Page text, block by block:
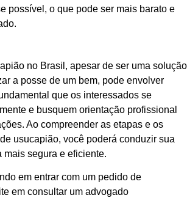
possível, o que pode ser mais barato e
no Brasil, apesar de ser uma solução
a posse de um bem, pode envolver
que os interessados se
e busquem orientação profissional
Ao compreender as etapas e os
usucapião, você poderá conduzir sua
mais segura e eficiente.
em entrar com um pedido de
em consultar um advogado